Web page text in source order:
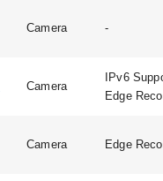
Camera -
Camera
IPv6
Edge
Camera Edge